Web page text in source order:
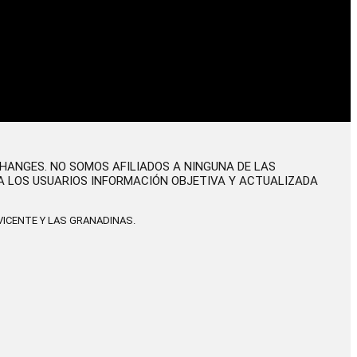
NO SOMOS AFILIADOS A NINGUNA DE LAS
LOS USUARIOS INFORMACIÓN OBJETIVA Y ACTUALIZADA
Y LAS GRANADINAS.